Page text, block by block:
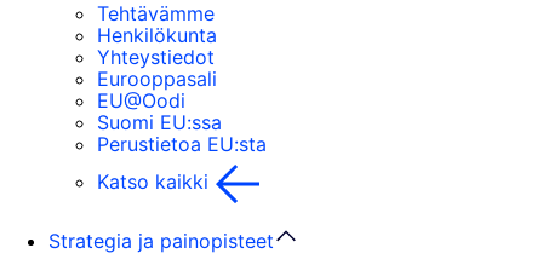
Tehtävämme
Henkilökunta
Yhteystiedot
Eurooppasali
EU@Oodi
Suomi EU:ssa
Perustietoa EU:sta
Katso kaikki
Strategia ja painopisteet